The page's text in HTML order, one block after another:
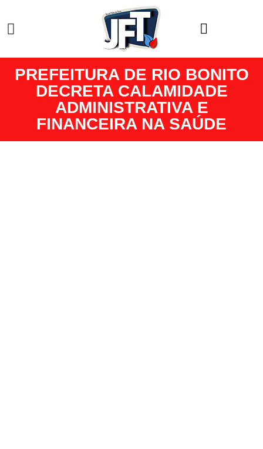
PREFEITURA DE RIO BONITO
DECRETA CALAMIDADE
ADMINISTRATIVA E
FINANCEIRA NA SAÚDE